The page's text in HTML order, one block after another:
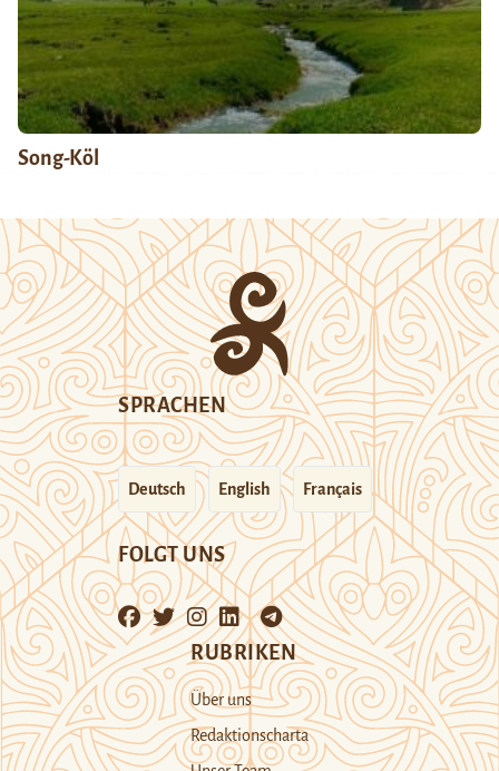
Song-Köl
SPRACHEN
Deutsch English Français
FOLGT UNS
RUBRIKEN
Über uns
Redaktionscharta